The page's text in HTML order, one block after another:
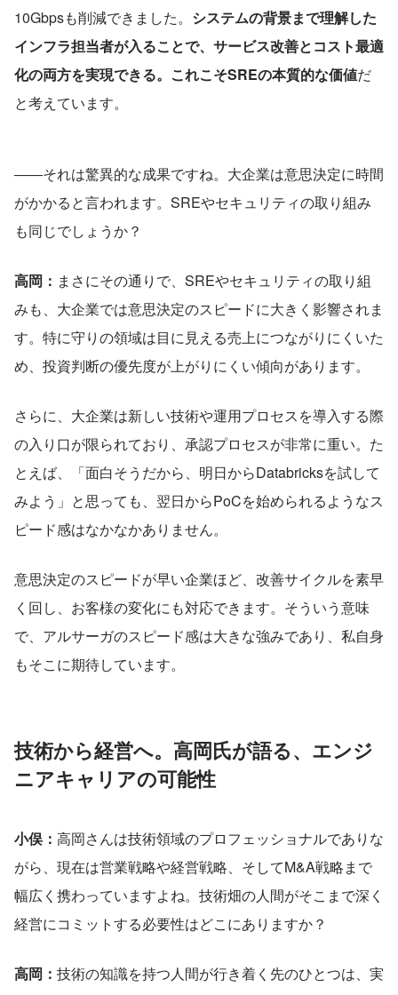
10Gbpsも削減できました。 システムの背景まで理解した
インフラ担当者が入ることで、サービス改善とコスト最適
化の両方を実現できる。これこそSREの本質的な価値だ
と考えています。
――それは驚異的な成果ですね。大企業は意思決定に時間
がかかると言われます。SREやセキュリティの取り組み
も同じでしょうか？
高岡： まさにその通りで、SREやセキュリティの取り組
みも、大企業では意思決定のスピードに大きく影響されま
す。特に守りの領域は目に見える売上につながりにくいた
め、投資判断の優先度が上がりにくい傾向があります。
さらに、大企業は新しい技術や運用プロセスを導入する際
の入り口が限られており、承認プロセスが非常に重い。た
とえば、「面白そうだから、明日からDatabricksを試して
みよう」と思っても、翌日からPoCを始められるようなス
ピード感はなかなかありません。
意思決定のスピードが早い企業ほど、改善サイクルを素早
く回し、お客様の変化にも対応できます。そういう意味
で、アルサーガのスピード感は大きな強みであり、私自身
もそこに期待しています。
技術から経営へ。高岡氏が語る、エンジ
ニアキャリアの可能性
小俣： 高岡さんは技術領域のプロフェッショナルでありな
がら、現在は営業戦略や経営戦略、そしてM&A戦略まで
幅広く携わっていますよね。技術畑の人間がそこまで深く
経営にコミットする必要性はどこにありますか？
高岡： 技術の知識を持つ人間が行き着く先のひとつは、実